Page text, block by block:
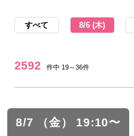
すべて 8/6 (木)
2592 件中 19～36件
8/7 （金） 19:10〜